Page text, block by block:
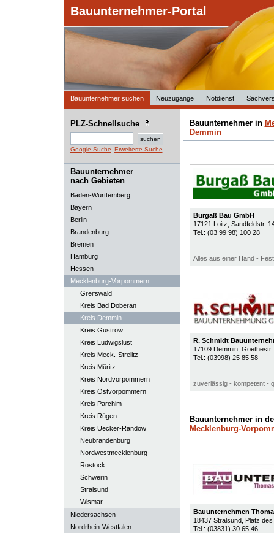
Bauunternehmer-Portal
Bauunternehmer suchen Neuzugänge Notdienst
PLZ-Schnellsuche
Google Suche Erweiterte Suche
Bauunternehmer
nach Gebieten
Baden-Württemberg
Bayern
Berlin
Brandenburg
Bremen
Hamburg
Hessen
Mecklenburg-Vorpommern
Greifswald
Kreis Bad Doberan
Kreis Demmin
Kreis Güstrow
Kreis Ludwigslust
Kreis Meck.-Strelitz
Kreis Müritz
Kreis Nordvorpommern
Kreis Ostvorpommern
Kreis Parchim
Kreis Rügen
Kreis Uecker-Randow
Neubrandenburg
Nordwestmecklenburg
Rostock
Schwerin
Stralsund
Wismar
Niedersachsen
Nordrhein-Westfalen
Bauunternehmer in
Demmin
Burgaß Bau GmbH
17121 Loitz , Sandfeldstr.
Tel.: (03 99 98) 100 28
Alles aus einer Hand -
R. Schmidt
17109 Demmin, Goethestr.
Tel.: (03998) 25 85 58
zuverlässig - kompetent -
Bauunternehmer in
Mecklenburg-
Bauunternehmen
18437 Stralsund, Platz
Tel.: (03831) 30 65 46